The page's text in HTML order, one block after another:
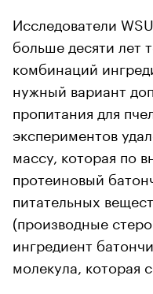
Исследователи
больше десяти лет
комбинаций
нужный вариант
пропитания для
экспериментов
массу, которая по
протеиновый
питательных
(производные
ингредиент
молекула, которая